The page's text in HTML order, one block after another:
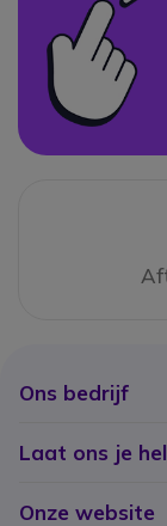
Ons bedrijf
Laat ons je
Onze website